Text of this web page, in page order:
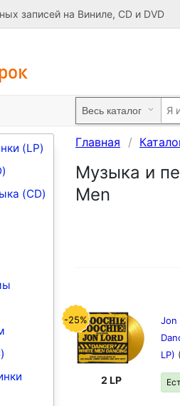
записей на Виниле, CD и DVD
(LP)
(CD)
Главная
Музыка и
Men
-25%
2 LP
Jon
LP)